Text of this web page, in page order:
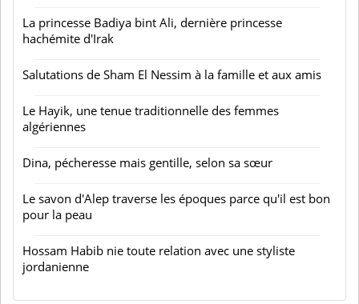
La princesse Badiya bint Ali, dernière princesse
hachémite d'Irak
Salutations de Sham El Nessim à la famille et aux amis
Le Hayik, une tenue traditionnelle des femmes
algériennes
Dina, pécheresse mais gentille, selon sa sœur
Le savon d'Alep traverse les époques parce qu'il est bon
pour la peau
Hossam Habib nie toute relation avec une styliste
jordanienne